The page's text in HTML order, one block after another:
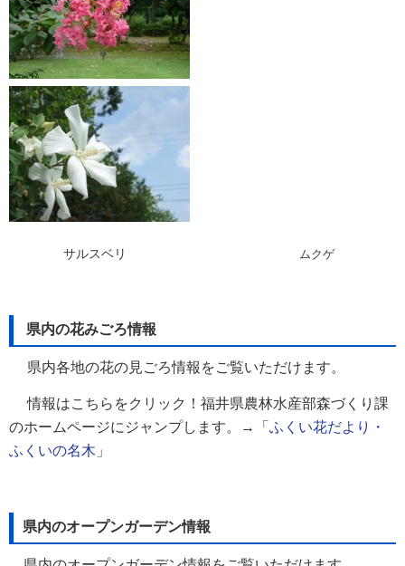
サルスベリ ムクゲ
県内の花みごろ情報
県内各地の花の見ごろ情報をご覧いただけます。
情報はこちらをクリック！福井県農林水産部森づくり課
のホームページにジャンプします。→「 ふくい花だより・
ふくいの名木 」
県内のオープンガーデン情報